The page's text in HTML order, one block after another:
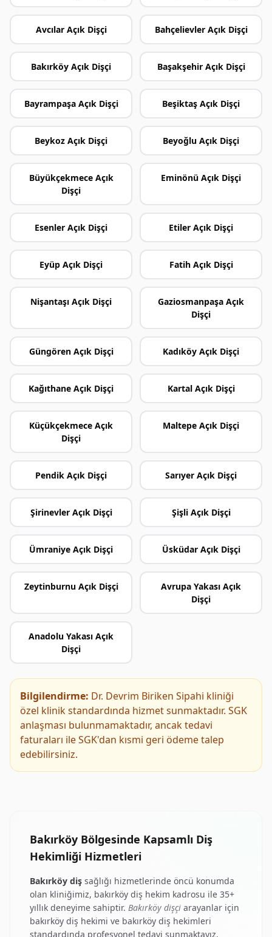
Avcılar Açık Dişçi Bahçelievler Açık Dişçi
Bakırköy Açık Dişçi Başakşehir Açık Dişçi
Bayrampaşa Açık Dişçi Beşiktaş Açık Dişçi
Beykoz Açık Dişçi Beyoğlu Açık Dişçi
Büyükçekmece Açık
Dişçi
Eminönü Açık Dişçi
Esenler Açık Dişçi Etiler Açık Dişçi
Eyüp Açık Dişçi Fatih Açık Dişçi
Nişantaşı Açık Dişçi
Gaziosmanpaşa Açık
Dişçi
Güngören Açık Dişçi Kadıköy Açık Dişçi
Kağıthane Açık Dişçi Kartal Açık Dişçi
Küçükçekmece Açık
Dişçi
Maltepe Açık Dişçi
Pendik Açık Dişçi Sarıyer Açık Dişçi
Şirinevler Açık Dişçi Şişli Açık Dişçi
Ümraniye Açık Dişçi Üsküdar Açık Dişçi
Zeytinburnu Açık Dişçi
Avrupa Yakası Açık
Dişçi
Anadolu Yakası Açık
Dişçi
Bilgilendirme: Dr. Devrim Biriken Sipahi kliniği
özel klinik standardında hizmet sunmaktadır. SGK
anlaşması bulunmamaktadır, ancak tedavi
faturaları ile SGK'dan kısmi geri ödeme talep
edebilirsiniz.
Bakırköy Bölgesinde Kapsamlı Diş
Hekimliği Hizmetleri
Bakırköy diş sağlığı hizmetlerinde öncü konumda
olan kliniğimiz, bakırköy diş hekim kadrosu ile 35+
yıllık deneyime sahiptir. Bakırköy dişçi arayanlar için
bakırköy diş hekimi ve bakırköy diş hekimleri
standardında profesyonel tedavi sunmaktayız.